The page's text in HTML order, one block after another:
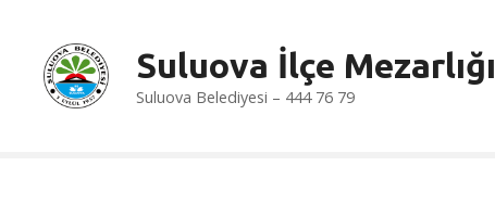
Suluova İlçe Mezarlığı
Suluova Belediyesi – 444 76 79